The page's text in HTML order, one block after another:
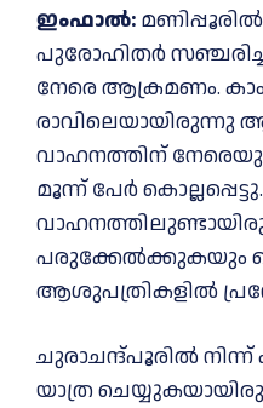
ഇംഫാല്‍:
പുരോഹിതർ
നേരെ ആക്രമണം.
വാഹനത്തിന്
മൂന്ന് പേർ
പരുക്കേല്‍ക്കുകയും
ആശുപത്രികളില്‍
ചുരാചന്ദ്പൂരില്‍
യാത്ര